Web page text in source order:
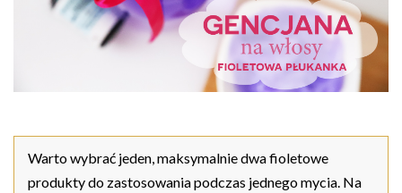
Warto wybrać jeden, maksymalnie dwa fioletowe
produkty do zastosowania podczas jednego mycia. Na